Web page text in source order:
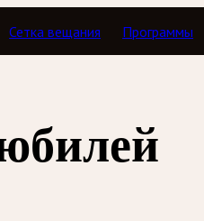
Сетка вещания Программы